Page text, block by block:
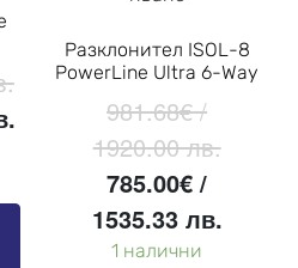
Разклонител ISOL-8
PowerLine Ultra 6-Way
981.68€/
1920.00 лв.
785.00€/
1535.33 лв.
1 налични